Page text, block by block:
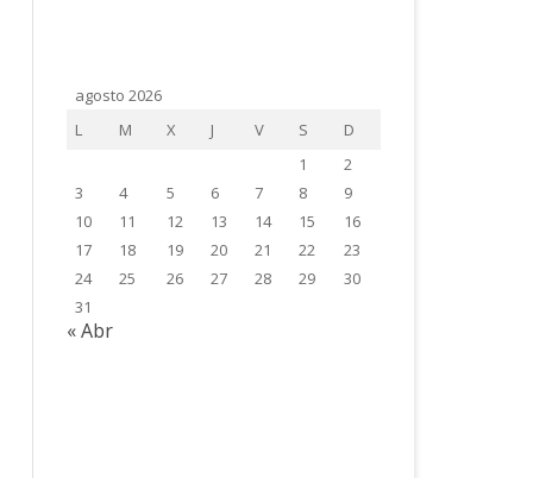
agosto 2026
L
M X J V S
D
1
2
3
4 5 6 7 8
9
10
11 12 13 14 15
16
17
18 19 20 21 22
23
24
25 26 27 28 29
30
31
« Abr